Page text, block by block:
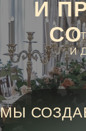
МЫ СОЗДАЕМ
Лучшие площадки
честная смета и